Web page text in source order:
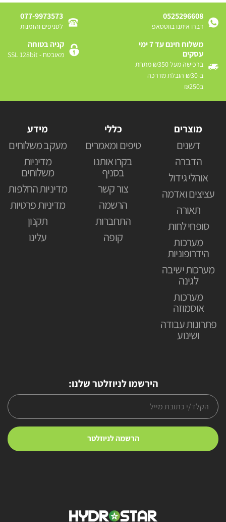
0525296608
דברו איתנו בווטסאפ
077-9973573
לסניפים והזמנות
משלוח חינם עד 7 ימי
עסקים
ברכישה מעל ₪350 מתחת
ב-₪30 הובלת מדרכה
ב₪250
קניה בטוחה
מאובטח - SSL 128bit
מוצרים
דשנים
הדברה
אוהלי גידול
עציצים ואדמה
תאורה
סופחי לחות
מערכות
הידרופוניות
מערכות ישיבה
לגינה
מערכות
אוסמוזה
פתרונות עבודה
ושינוע
כללי
טיפים ומאמרים
בקרו אותנו
בסניף
צור קשר
הרשמה
התחברות
קופה
מידע
מעקב משלוחים
מדיניות
משלוחים
מדיניות החלפות
מדיניות פרטיות
תקנון
עלינו
הירשמו לניוזלטר שלנו: